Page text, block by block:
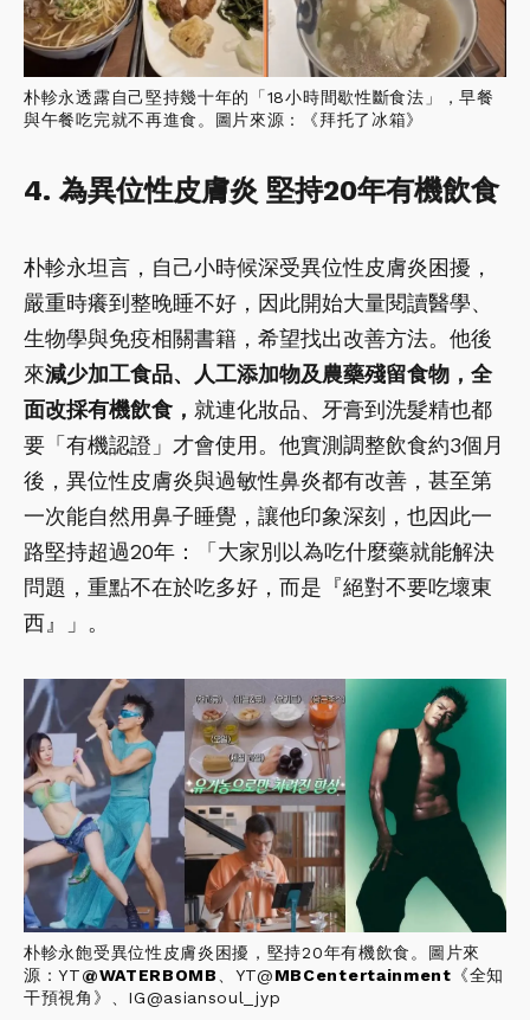
朴軫永透露自己堅持幾十年的「18小時間歇性斷食法」，早餐
與午餐吃完就不再進食。圖片來源：《拜托了冰箱》
4. 為異位性皮膚炎 堅持20年有機飲食
朴軫永坦言，自己小時候深受異位性皮膚炎困擾，
嚴重時癢到整晚睡不好，因此開始大量閱讀醫學、
生物學與免疫相關書籍，希望找出改善方法。他後
來減少加工食品、人工添加物及農藥殘留食物，全
面改採有機飲食， 就連化妝品、牙膏到洗髮精也都
要「有機認證」才會使用。他實測調整飲食約3個月
後，異位性皮膚炎與過敏性鼻炎都有改善，甚至第
一次能自然用鼻子睡覺，讓他印象深刻，也因此一
路堅持超過20年：「大家別以為吃什麼藥就能解決
問題，重點不在於吃多好，而是『絕對不要吃壞東
西』」。
朴軫永飽受異位性皮膚炎困擾，堅持20年有機飲食。圖片來
源：YT@WATERBOMB 、YT@MBCentertainment 《全知
干預視角》、IG@asiansoul_jyp